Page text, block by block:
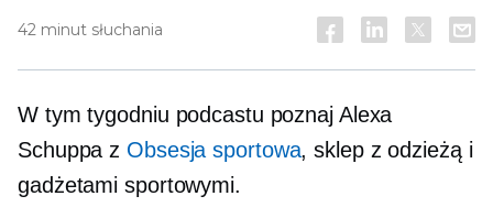
42 minut słuchania
W tym tygodniu podcastu poznaj Alexa
Schuppa z Obsesja sportowa, sklep z odzieżą i
gadżetami sportowymi.